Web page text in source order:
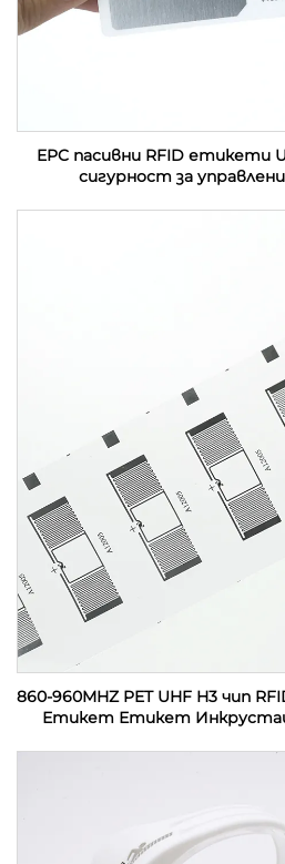
EPC пасивни RFID етикети
сигурност за
860-960MHZ PET UHF H3 чип
Етикет Етикет